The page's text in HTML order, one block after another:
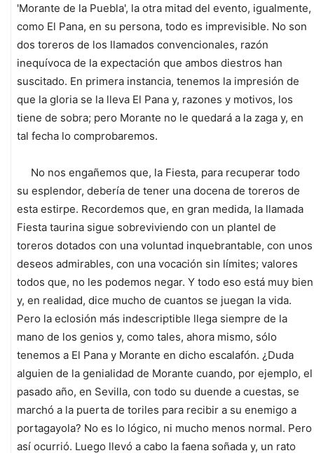
'Morante de la Puebla', la otra mitad del evento, igualmente,
como El Pana, en su persona, todo es imprevisible. No son
dos toreros de los llamados convencionales, razón
inequívoca de la expectación que ambos diestros han
suscitado. En primera instancia, tenemos la impresión de
que la gloria se la lleva El Pana y, razones y motivos, los
tiene de sobra; pero Morante no le quedará a la zaga y, en
tal fecha lo comprobaremos.
No nos engañemos que, la Fiesta, para recuperar todo
su esplendor, debería de tener una docena de toreros de
esta estirpe. Recordemos que, en gran medida, la llamada
Fiesta taurina sigue sobreviviendo con un plantel de
toreros dotados con una voluntad inquebrantable, con unos
deseos admirables, con una vocación sin límites; valores
todos que, no les podemos negar. Y todo eso está muy bien
y, en realidad, dice mucho de cuantos se juegan la vida.
Pero la eclosión más indescriptible llega siempre de la
mano de los genios y, como tales, ahora mismo, sólo
tenemos a El Pana y Morante en dicho escalafón. ¿Duda
alguien de la genialidad de Morante cuando, por ejemplo, el
pasado año, en Sevilla, con todo su duende a cuestas, se
marchó a la puerta de toriles para recibir a su enemigo a
portagayola? No es lo lógico, ni mucho menos normal. Pero
así ocurrió. Luego llevó a cabo la faena soñada y, un rato